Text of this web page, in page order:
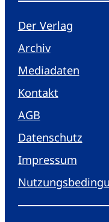
Der Verlag
Archiv
Mediadaten
Kontakt
AGB
Datenschutz
Impressum